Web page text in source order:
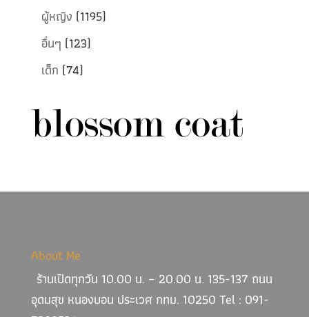
ผู้หญิง (1195)
อื่นๆ (123)
เด็ก (74)
About Me
ร้านเปิดทุกวัน 10.00 น. – 20.00 น. 135-137 ถนน
อุดมสุข หนองบอน ประเวศ กทม. 10250 Tel : 091-